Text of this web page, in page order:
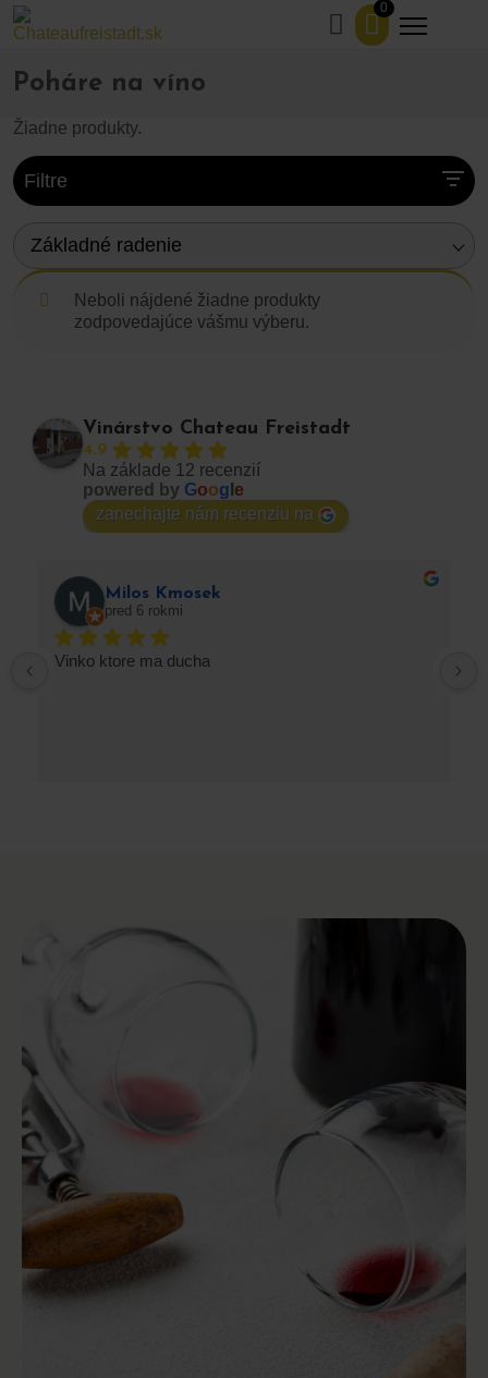
0
Domov
Poháre na víno
Žiadne produkty.
Filtre
Základné radenie
Neboli nájdené žiadne produkty
zodpovedajúce vášmu výberu.
Vinárstvo Chateau Freistadt
4.9
Na základe 12 recenzií
powered by Goog e
zanechajte nám recenziu na
Milos Kmosek
pred 6 rokmi
Vinko ktore ma ducha